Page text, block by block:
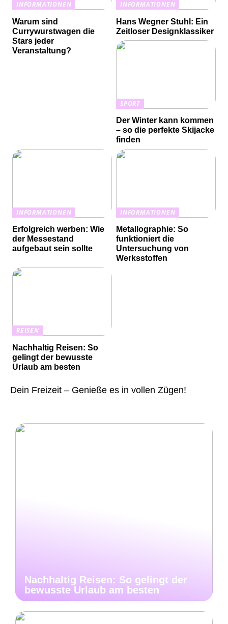
INFORMATIONEN
Warum sind
Currywurstwagen die
Stars jeder
Veranstaltung?
INFORMATIONEN
Hans Wegner Stuhl: Ein
Zeitloser Designklassiker
SPORT
Der Winter kann kommen
– so die perfekte Skijacke
finden
INFORMATIONEN
Erfolgreich werben: Wie
der Messestand
aufgebaut sein sollte
INFORMATIONEN
Metallographie: So
funktioniert die
Untersuchung von
Werksstoffen
REISEN
Nachhaltig Reisen: So
gelingt der bewusste
Urlaub am besten
Dein Freizeit – Genieße es in vollen Zügen!
Nachhaltig Reisen: So gelingt der
bewusste Urlaub am besten